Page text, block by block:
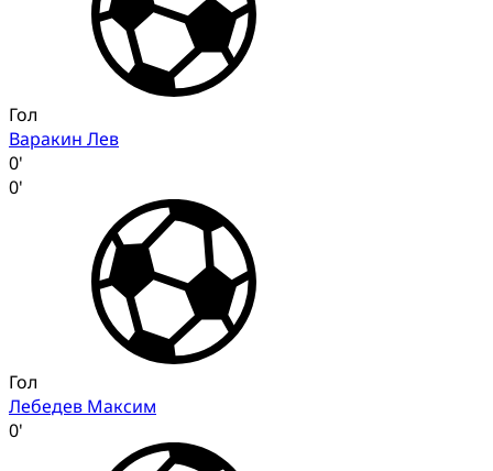
Гол
Варакин Лев
0'
0'
Гол
Лебедев Максим
0'